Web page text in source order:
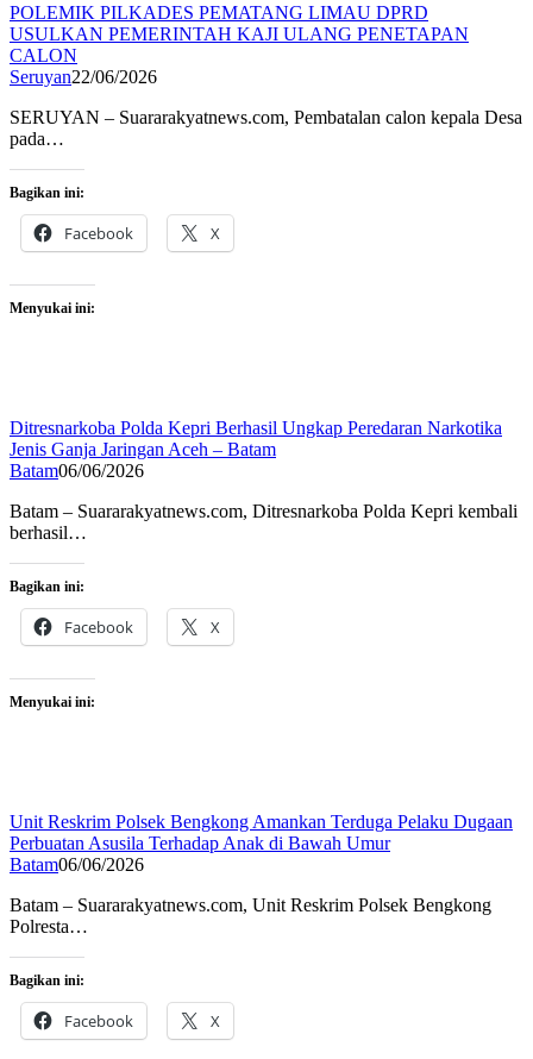
POLEMIK PILKADES PEMATANG LIMAU DPRD
USULKAN PEMERINTAH KAJI ULANG PENETAPAN
CALON
Seruyan22/06/2026
SERUYAN – Suararakyatnews.com, Pembatalan calon kepala Desa
pada…
Bagikan ini:
Facebook X
Menyukai ini:
Ditresnarkoba Polda Kepri Berhasil Ungkap Peredaran Narkotika
Jenis Ganja Jaringan Aceh – Batam
Batam06/06/2026
Batam – Suararakyatnews.com, Ditresnarkoba Polda Kepri kembali
berhasil…
Bagikan ini:
Facebook X
Menyukai ini:
Unit Reskrim Polsek Bengkong Amankan Terduga Pelaku Dugaan
Perbuatan Asusila Terhadap Anak di Bawah Umur
Batam06/06/2026
Batam – Suararakyatnews.com, Unit Reskrim Polsek Bengkong
Polresta…
Bagikan ini:
Facebook X